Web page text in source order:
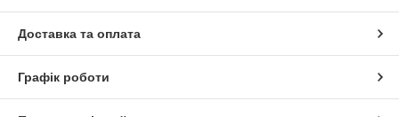
Доставка та оплата
Графік роботи